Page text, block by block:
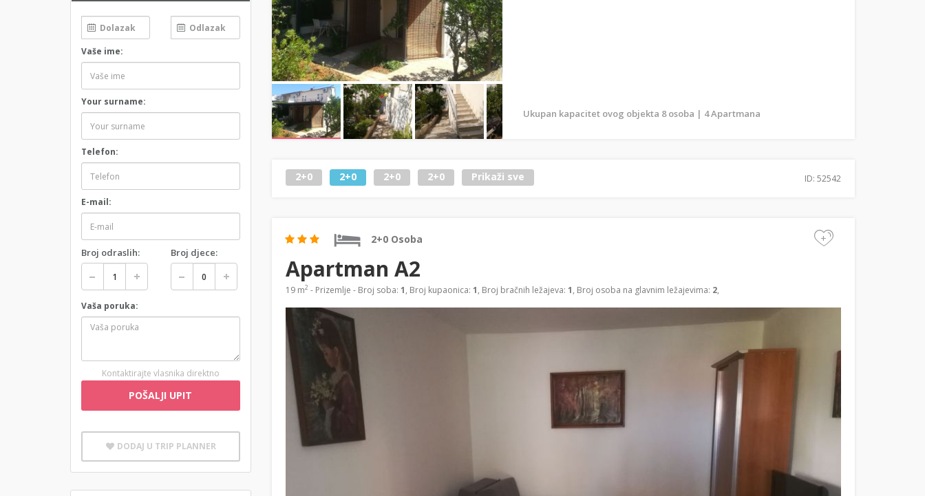
Vaše ime:
Your surname:
Telefon:
E-mail:
Broj odraslih: Broj djece:
Vaša poruka:
Kontaktirajte vlasnika direktno
POŠALJI UPIT
DODAJ U TRIP PLANNER
Ukupan kapacitet ovog objekta 8 osoba | 4 Apartmana
2+0 2+0 2+0 2+0 Prikaži sve ID: 52542
2+0 Osoba +
Apartman A2
19 m2 - Prizemlje - Broj soba: 1, Broj kupaonica: 1, Broj bračnih ležajeva: 1, Broj osoba na glavnim ležajevima: 2,